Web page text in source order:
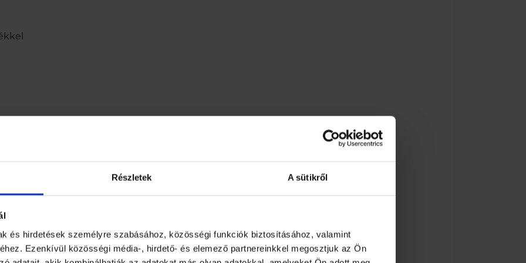
Részletek A sütikről
és hirdetések személyre szabásához, közösségi funkciók biztosításához, valamint
Ezenkívül közösségi média-, hirdető- és elemező partnereinkkel megosztjuk az Ön